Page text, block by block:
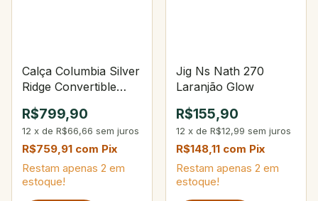
Calça Columbia Silver
Ridge Convertible
Fossil
R$799,90
12 x de R$66,66 sem juros
R$759,91 com Pix
Restam apenas 2 em
estoque!
Jig Ns Nath 270
Laranjão Glow
R$155,90
12 x de R$12,99 sem juros
R$148,11 com Pix
Restam apenas 2 em
estoque!